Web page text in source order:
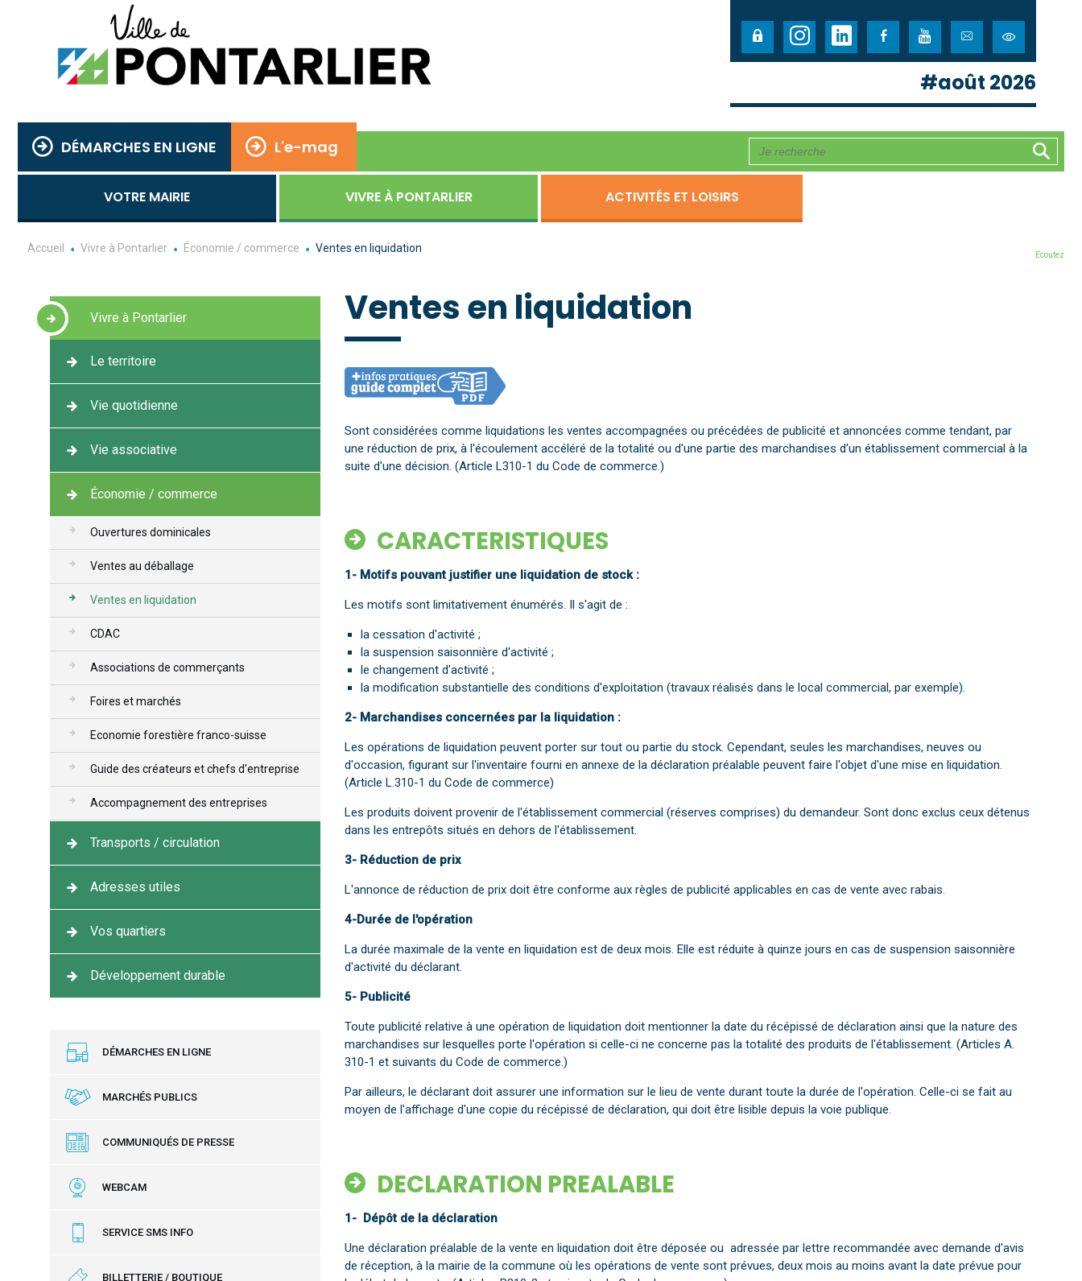
#août 2026
DÉMARCHES EN LIGNE L'e-mag
VOTRE MAIRIE VIVRE À PONTARLIER ACTIVITÉS ET LOISIRS
Accueil Vivre à Pontarlier Économie / commerce Ventes en liquidation
Ecoutez
Vivre à Pontarlier
Le territoire
Vie quotidienne
Vie associative
Économie / commerce
Ouvertures dominicales
Ventes au déballage
Ventes en liquidation
CDAC
Associations de commerçants
Foires et marchés
Economie forestière franco-suisse
Guide des créateurs et chefs d'entreprise
Accompagnement des entreprises
Transports / circulation
Adresses utiles
Vos quartiers
Développement durable
DÉMARCHES EN LIGNE
MARCHÉS PUBLICS
COMMUNIQUÉS DE PRESSE
WEBCAM
SERVICE SMS INFO
BILLETTERIE / BOUTIQUE
Ventes en liquidation
Sont considérées comme liquidations les ventes accompagnées ou précédées de publicité et annoncées comme tendant, par
une réduction de prix, à l'écoulement accéléré de la totalité ou d'une partie des marchandises d'un établissement commercial à la
suite d'une décision. (Article L310-1 du Code de commerce.)
CARACTERISTIQUES
1- Motifs pouvant justifier une liquidation de stock :
Les motifs sont limitativement énumérés. Il s'agit de :
la cessation d'activité ;
la suspension saisonnière d'activité ;
le changement d'activité ;
la modification substantielle des conditions d'exploitation (travaux réalisés dans le local commercial, par exemple).
2- Marchandises concernées par la liquidation :
Les opérations de liquidation peuvent porter sur tout ou partie du stock. Cependant, seules les marchandises, neuves ou
d'occasion, figurant sur l'inventaire fourni en annexe de la déclaration préalable peuvent faire l'objet d'une mise en liquidation.
(Article L.310-1 du Code de commerce)
Les produits doivent provenir de l'établissement commercial (réserves comprises) du demandeur. Sont donc exclus ceux détenus
dans les entrepôts situés en dehors de l'établissement.
3- Réduction de prix
L'annonce de réduction de prix doit être conforme aux règles de publicité applicables en cas de vente avec rabais.
4-Durée de l'opération
La durée maximale de la vente en liquidation est de deux mois. Elle est réduite à quinze jours en cas de suspension saisonnière
d'activité du déclarant.
5- Publicité
Toute publicité relative à une opération de liquidation doit mentionner la date du récépissé de déclaration ainsi que la nature des
marchandises sur lesquelles porte l'opération si celle-ci ne concerne pas la totalité des produits de l'établissement. (Articles A.
310-1 et suivants du Code de commerce.)
Par ailleurs, le déclarant doit assurer une information sur le lieu de vente durant toute la durée de l'opération. Celle-ci se fait au
moyen de l'affichage d'une copie du récépissé de déclaration, qui doit être lisible depuis la voie publique.
DECLARATION PREALABLE
1- Dépôt de la déclaration
Une déclaration préalable de la vente en liquidation doit être déposée ou adressée par lettre recommandée avec demande d'avis
de réception, à la mairie de la commune où les opérations de vente sont prévues, deux mois au moins avant la date prévue pour